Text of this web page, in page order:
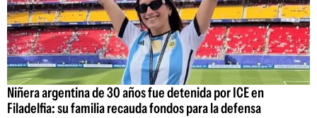
Niñera argentina de 30 años fue detenida por ICE en
Filadelfia: su familia recauda fondos para la defensa